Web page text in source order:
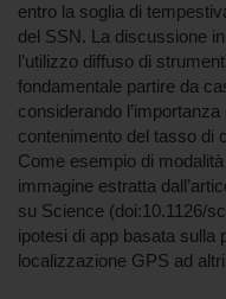
entro la soglia di
del SSN. La discussione
l’utilizzo diffuso di
fondamentale partire da
considerando
contenimento del tasso di
Come esempio di
immagine estratta
su Science (doi:10.1126/
ipotesi di app basata sulla
localizzazione GPS ad